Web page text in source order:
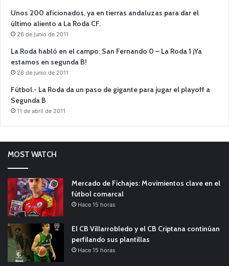
Unos 200 aficionados, ya en tierras andaluzas para dar el
último aliento a La Roda CF.
26 de junio de 2011
La Roda habló en el campo: San Fernando 0 – La Roda 1 ¡Ya
estamos en segunda B!
26 de junio de 2011
Fútbol.- La Roda da un paso de gigante para jugar el playoff a
Segunda B
11 de abril de 2011
MOST WATCH
Mercado de Fichajes: Movimientos clave en el
fútbol comarcal
Hace 15 horas
El CB Villarrobledo y el CB Criptana continúan
perfilando sus plantillas
Hace 15 horas